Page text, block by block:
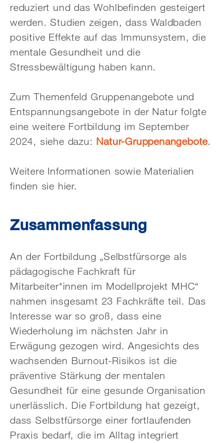
reduziert und das Wohlbefinden gesteigert
werden. Studien zeigen, dass Waldbaden
positive Effekte auf das Immunsystem, die
mentale Gesundheit und die
Stressbewältigung haben kann.
Zum Themenfeld Gruppenangebote und
Entspannungsangebote in der Natur folgte
eine weitere Fortbildung im September
2024, siehe dazu: Natur-Gruppenangebote.
Weitere Informationen sowie Materialien
finden sie hier.
Zusammenfassung
An der Fortbildung „Selbstfürsorge als
pädagogische Fachkraft für
Mitarbeiter*innen im Modellprojekt MHC“
nahmen insgesamt 23 Fachkräfte teil. Das
Interesse war so groß, dass eine
Wiederholung im nächsten Jahr in
Erwägung gezogen wird. Angesichts des
wachsenden Burnout-Risikos ist die
präventive Stärkung der mentalen
Gesundheit für eine gesunde Organisation
unerlässlich. Die Fortbildung hat gezeigt,
dass Selbstfürsorge einer fortlaufenden
Praxis bedarf, die im Alltag integriert